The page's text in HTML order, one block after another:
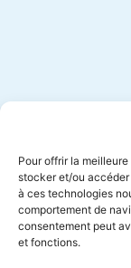
Pour offrir la
stocker et/ou
à ces technologies
comportement de
consentement peut
et fonctions.
Envoyer